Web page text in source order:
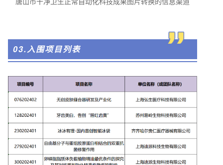
03.入围项目列表